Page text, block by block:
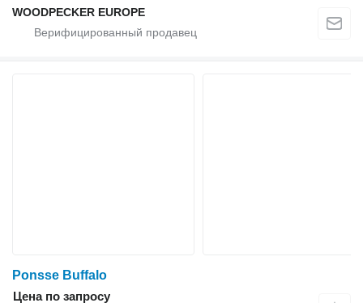
WOODPECKER EUROPE
Ponsse Buffalo
Цена по запросу